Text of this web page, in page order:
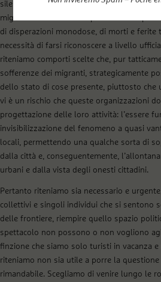
silenziata, senza però riuscire a evitare di
migratorio che ha cause politiche e
di disperazioni monodose, di morti e ferite
necessità di farsi riconoscere a livello
riteniamo comporti scelte che, pur
sofferenze dei migranti, strategicamente
dello stato di cose presente, piuttosto che
vi è un rischio che queste organizzazioni
progettazione delle loro attività: l’essere
invisibilizzazione del fenomeno a quasi
locali, permettendo una qualche sorta di
dalla città e, conseguentemente,
urbani e dalla vista degli onesti cittadini.
Pertanto riteniamo sia necessario e
collettivi e singoli individui che si sentono
delle frontiere, riempire quello spazio
spettacolo non possono o non vogliono
finzione che siamo solo turisti in vacanza
riteniamo non sia utile a porre la
rimandabile. Scegliamo di venire lungo le